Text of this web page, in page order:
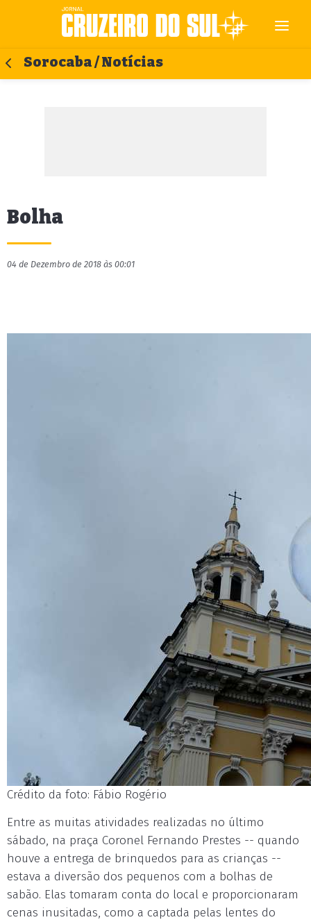
Sorocaba / Notícias
Bolha
04 de Dezembro de 2018 às 00:01
Crédito da foto: Fábio Rogério
Entre as muitas atividades realizadas no último
sábado, na praça Coronel Fernando Prestes -- quando
houve a entrega de brinquedos para as crianças --
estava a diversão dos pequenos com a bolhas de
sabão. Elas tomaram conta do local e proporcionaram
cenas inusitadas, como a captada pelas lentes do